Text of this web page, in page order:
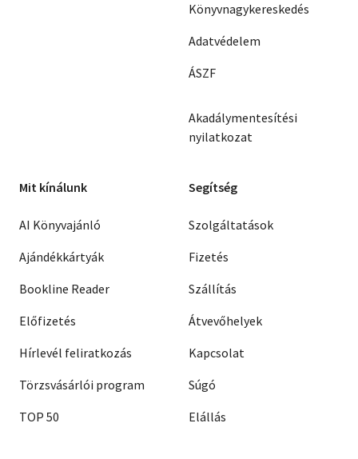
Könyvnagykereskedés
Adatvédelem
ÁSZF
Akadálymentesítési
nyilatkozat
Mit kínálunk
AI Könyvajánló
Ajándékkártyák
Bookline Reader
Előfizetés
Hírlevél feliratkozás
Törzsvásárlói program
TOP 50
Segítség
Szolgáltatások
Fizetés
Szállítás
Átvevőhelyek
Kapcsolat
Súgó
Elállás